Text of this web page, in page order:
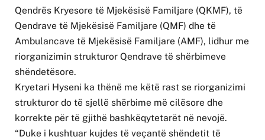
Qendrës Kryesore të Mjekësisë Familjare (QKMF), të
Qendrave të Mjekësisë Familjare (QMF) dhe të
Ambulancave të Mjekësisë Familjare (AMF), lidhur me
riorganizimin strukturor Qendrave të shërbimeve
shëndetësore.
Kryetari Hyseni ka thënë me këtë rast se riorganizimi
strukturor do të sjellë shërbime më cilësore dhe
korrekte për të gjithë bashkëqytetarët në nevojë.
“Duke i kushtuar kujdes të veçantë shëndetit të